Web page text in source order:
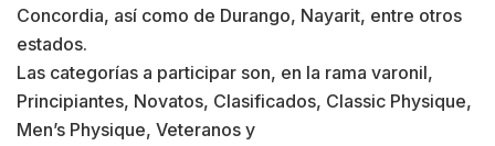
Concordia, así como de Durango, Nayarit, entre otros
estados.
Las categorías a participar son, en la rama varonil,
Principiantes, Novatos, Clasificados, Classic Physique,
Men’s Physique, Veteranos y